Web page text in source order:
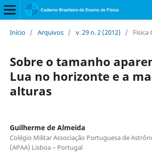
Início / Arquivos / v. 29 n. 2 (2012) / Física
Sobre o tamanho
Lua no horizonte e a
alturas
Guilherme de Almeida
Colégio Militar Associação Portuguesa de
(APAA) Lisboa – Portugal